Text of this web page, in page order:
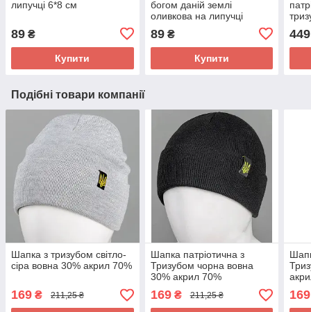
липучці 6*8 см
89 ₴
Купити
богом даній землі
оливкова на липучці
89₴
Купити
449
Подібні товари компанії
Шапка з тризубом світло-
сіра вовна 30% акрил 70%
169 ₴ 211,25 ₴
Шапка патріотична з
Тризубом чорна вовна
30% акрил 70%
169₴ 211,25 ₴ 169